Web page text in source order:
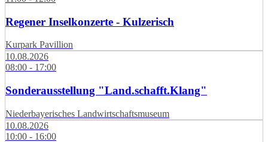
Regener Inselkonzerte - Kulzerisch
Kurpark Pavillion
10.08.2026
08:00 - 17:00
Sonderausstellung "Land.schafft.Klang"
Niederbayerisches Landwirtschaftsmuseum
10.08.2026
10:00 - 16:00